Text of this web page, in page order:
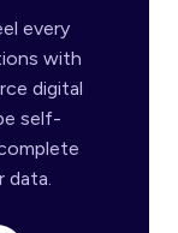
every
with
digital
self-
data.